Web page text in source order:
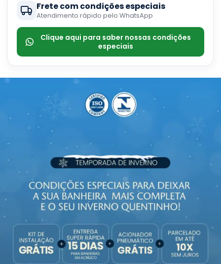
Frete com condições especiais
Atendimento rápido pelo WhatsApp
Clique aqui para saber nossas condições
especiais